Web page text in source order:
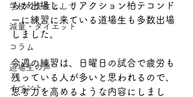
学校の先生として
減量・ダイエット
コラム
道場生の声
イベント
ちが出場し、リアクション柏テコンド
ーに練習に来ている道場生も多数出場
しました。
今週の練習は、日曜日の試合で疲労も
残っている人が多いと思われるので、
思考力を高めるような内容にしまし